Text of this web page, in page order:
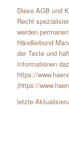
Diese AGB und
Recht
werden
Händlerbund
der Texte und
Informationen
https://
(https://
letzte